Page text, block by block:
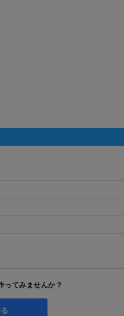
ってみませんか？